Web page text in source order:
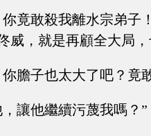
你竟敢殺我離水宗弟子
威，就是再顧全大局
你膽子也太大了吧？竟
，讓他繼續污蔑我嗎？”